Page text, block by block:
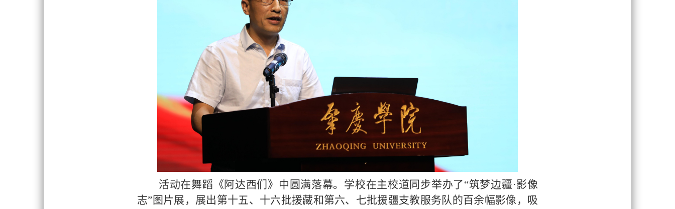
活动在舞蹈《阿达西们》中圆满落幕。学校在主校道同步举办了“筑梦边疆·影像
志”图片展，展出第十五、十六批援藏和第六、七批援疆支教服务队的百余幅影像，吸